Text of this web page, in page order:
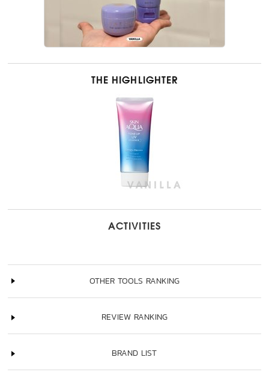
THE HIGHLIGHTER
ACTIVITIES
OTHER TOOLS RANKING
REVIEW RANKING
BRAND LIST